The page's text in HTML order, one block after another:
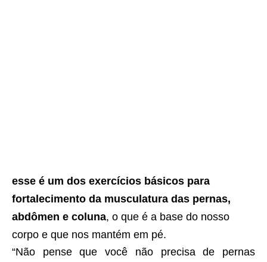
esse é um dos exercícios básicos para
fortalecimento da musculatura das pernas,
abdômen e coluna, o que é a base do nosso
corpo e que nos mantém em pé.
“Não pense que você não precisa de pernas